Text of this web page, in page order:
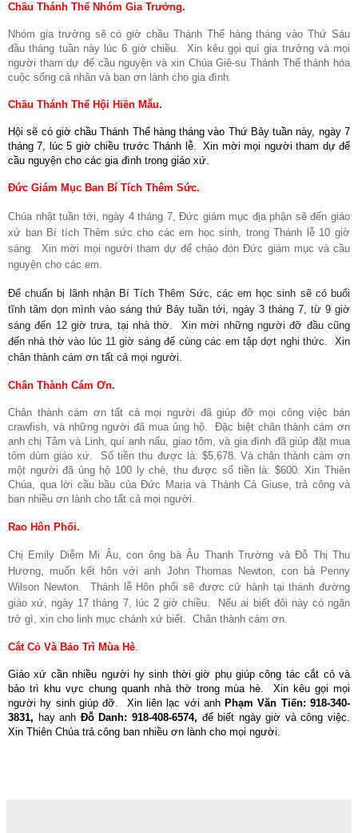
Chầu Thánh Thể Nhóm Gia Trưởng.
Nhóm gia trưởng sẽ có giờ chầu Thánh Thể hàng tháng vào Thứ Sáu
đầu tháng tuần này lúc 6 giờ chiều.
Xin kêu gọi quí gia trưởng và mọi
người tham dự để cầu nguyện và xin Chúa Giê-su Thánh Thể thánh hóa
cuộc sống cá nhân và ban ơn lành cho gia đình.
Chầu Thánh Thể Hội Hiền Mẫu.
Hội sẽ có giờ chầu Thánh Thể hàng tháng vào Thứ Bảy tuần này, ngày 7
tháng 7, lúc 5 giờ chiều trước Thánh lễ.
Xin mời mọi người tham dự để
cầu nguyện cho các gia đình trong giáo xứ.
Đức Giám Mục Ban Bí Tích Thêm Sức.
Chúa nhật tuần tới, ngày 4 tháng 7, Đức giám mục địa phận sẽ đến giáo
xứ ban Bí tích Thêm sức cho các em học sinh, trong Thánh lễ 10 giờ
sáng.
Xin mời mọi người tham dự để chào đón Đức giám mục và cầu
nguyện cho các em.
Để chuẩn bị lãnh nhận Bí Tích Thêm Sức, các em học sinh sẽ có buổi
tĩnh tâm dọn mình vào sáng thứ Bảy tuần tới, ngày 3 tháng 7, từ 9 giờ
sáng đến 12 giờ trưa, tại nhà thờ. Xin mời những người đỡ đầu cũng
đến nhà thờ vào lúc 11 giờ sáng để cùng các em tập dợt nghi thức. Xin
chân thành cám ơn tất cả mọi người.
Chân Thành Cám Ơn.
Chân thành cám ơn tất cả mọi người đã giúp đỡ mọi công việc bán
crawfish, và những người đã mua ủng hộ.
Đặc biệt chân thành cám ơn
anh chị Tâm và Linh, quí anh nấu, giao tôm, và gia đình đã giúp đặt mua
tôm dùm giáo xứ.
Số tiền thu được là: $5,678. Và chân thành cám ơn
một người đã ủng hộ 100 ly chè, thu được số tiền là: $600. Xin Thiên
Chúa, qua lời cầu bầu của Đức Maria và Thánh Cả Giuse, trả công và
ban nhiều ơn lành cho tất cả mọi người.
Rao Hôn Phối.
Chị Emily Diễm Mi Âu, con ông bà Âu Thanh Trường và Đỗ Thị Thu
Hương, muốn kết hôn với anh John Thomas Newton, con bà Penny
Wilson Newton.
Thánh lễ Hôn phối sẽ được cử hành tại thánh đường
giáo xứ, ngày 17 tháng 7, lúc 2 giờ chiều.
Nếu ai biết đôi này có ngăn
trở gì, xin cho linh mục chánh xứ biết. Chân thành cám ơn.
Cắt Cỏ Và Bảo Trì Mùa Hè.
Giáo xứ cần nhiều người hy sinh thời giờ phụ giúp công tác cắt cỏ và
bảo trì khu vực chung quanh nhà thờ trong mùa hè.
Xin kêu gọi mọi
người hy sinh giúp đỡ.
Xin liên lạc với anh Phạm Văn Tiến: 918-340-
3831, hay anh Đỗ Danh: 918-408-6574, để biết ngày giờ và công việc.
Xin Thiên Chúa trả công ban nhiều ơn lành cho mọi người.